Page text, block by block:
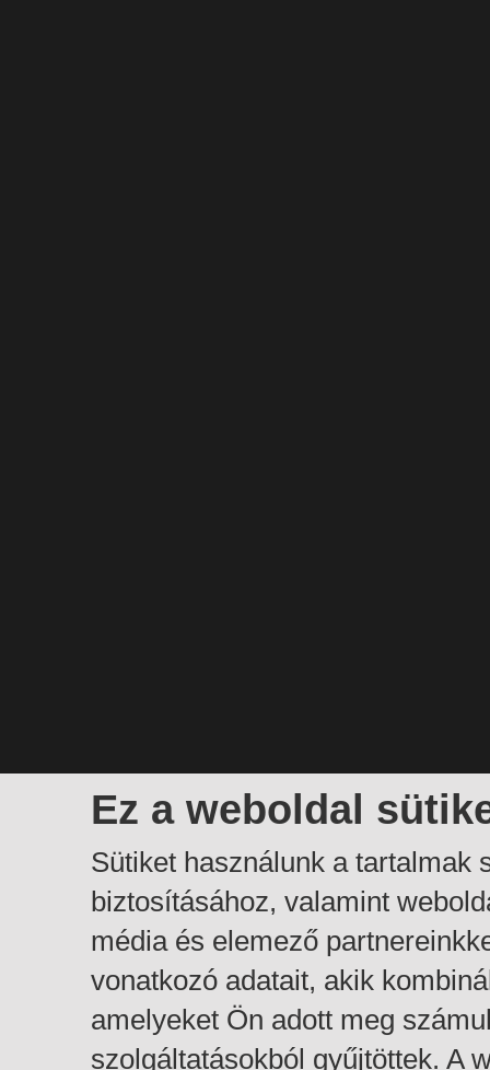
Ez a weboldal
Sütiket használunk a tartalmak
biztosításához, valamint
média és elemező
vonatkozó adatait, akik
amelyeket Ön adott meg
szolgáltatásokból gyűjtöttek. A